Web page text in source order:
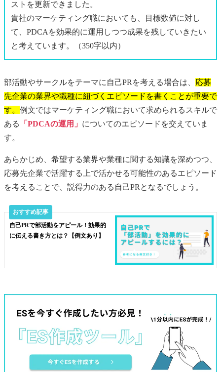
ストを更新できました。
貴社のマーケティング職においても、目標数値に対し
て、PDCAを効果的に運用しつつ成果を残していきたい
と考えています。（350字以内）
部活動やサークルをテーマに自己PRを考える場合は、 応募
先企業の業界や職種に紐づくエピソードを書くことが重要で
す。 例文ではマーケティング職において求められるスキルで
ある
「PDCAの運用」 についてのエピソードを交えていま
す。
あらかじめ、希望する業界や業種に関する知識を深めつつ、
応募先企業で活躍する上で活かせる可能性のあるエピソード
を考えることで、説得力のある自己PRとなるでしょう。
自己PRで部活動をアピール！効果的
に伝える書き方とは？【例文あり】